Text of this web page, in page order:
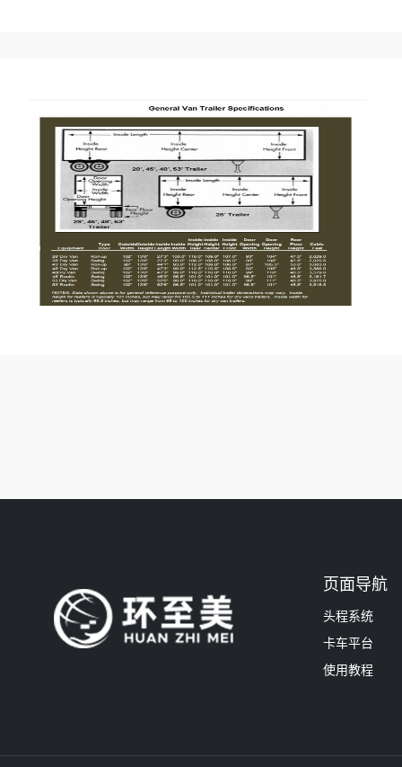
页面导航
头程系统
卡车平台
使用教程